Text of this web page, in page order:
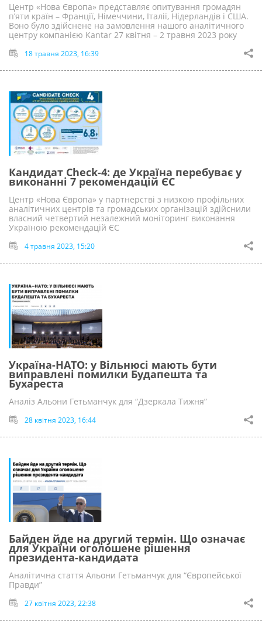
Центр «Нова Європа» представляє опитування громадян
пʼяти країн – Франції, Німеччини, Італії, Нідерландів і США.
Воно було здійснене на замовлення нашого аналітичного
центру компанією Kantar 27 квітня – 2 травня 2023 року
18 травня 2023, 16:39
Кандидат Check-4: де Україна перебуває у
виконанні 7 рекомендацій ЄС
Центр «Нова Європа» у партнерстві з низкою профільних
аналітичних центрів та громадських організацій здійснили
власний четвертий незалежний моніторинг виконання
Україною рекомендацій ЄС
4 травня 2023, 15:20
Україна-НАТО: у Вільнюсі мають бути
виправлені помилки Будапешта та
Бухареста
Аналіз Альони Гетьманчук для “Дзеркала Тижня”
28 квітня 2023, 16:44
Байден йде на другий термін. Що означає
для України оголошене рішення
президента-кандидата
Аналітична стаття Альони Гетьманчук для “Європейської
Правди”
27 квітня 2023, 22:38